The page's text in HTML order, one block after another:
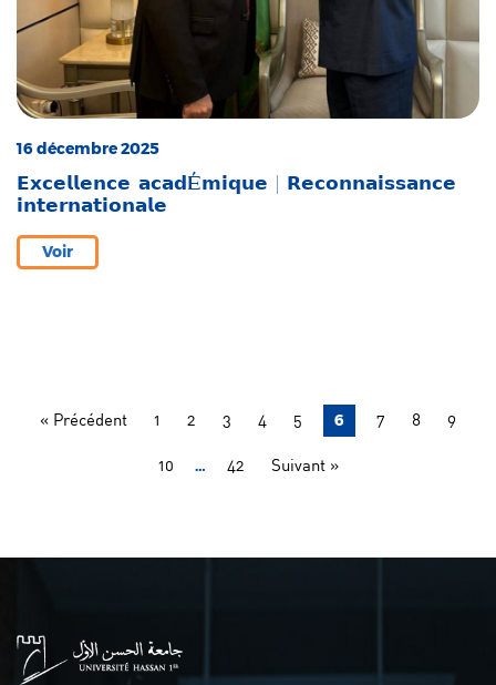
16 décembre 2025
𝗘𝘅𝗰𝗲𝗹𝗹𝗲𝗻𝗰𝗲 𝗮𝗰𝗮𝗱É𝗺𝗶𝗾𝘂𝗲 | 𝗥𝗲𝗰𝗼𝗻𝗻𝗮𝗶𝘀𝘀𝗮𝗻𝗰𝗲
𝗶𝗻𝘁𝗲𝗿𝗻𝗮𝘁𝗶𝗼𝗻𝗮𝗹𝗲
Voir
« Précédent 1 2 3 4 5 6 7 8 9
10 … 42 Suivant »